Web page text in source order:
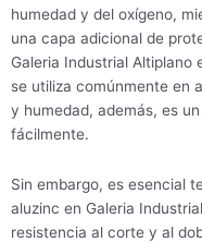
humedad y del oxígeno,
una capa adicional de
Galeria Industrial Altiplano
se utiliza comúnmente en
y humedad, además, es
fácilmente.
Sin embargo, es esencial
aluzinc en Galeria
resistencia al corte y al